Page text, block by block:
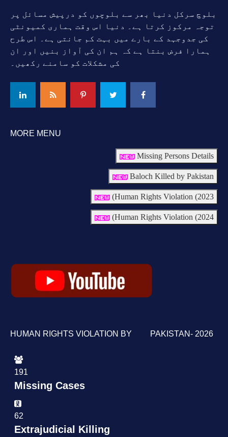
بلوچ سرکل دنیا بھر سے بلوچوں کو درپیش مسائل پر
توجہ مرکوز کرتا ہے۔ دنیا اس وقت ہماری کمیونٹی
کی جدوجہد کے بارے میں بہت کم جانتی ہے۔ اس طرح
ہمارا فرض بنتا ہے کہ ہم ان کی آواز بنیں اور ان
کی مشکلات کو سامنے رکھیں۔
MORE MENU
Missing Persons Details
Baloch Killed by Pakistan
Human Rights Violation (2023)
Human Rights Violation (2024)
HUMAN RIGHTS VIOLATION BY PAKISTAN- 2026
191
Missing Cases
62
Extrajudicial Killing